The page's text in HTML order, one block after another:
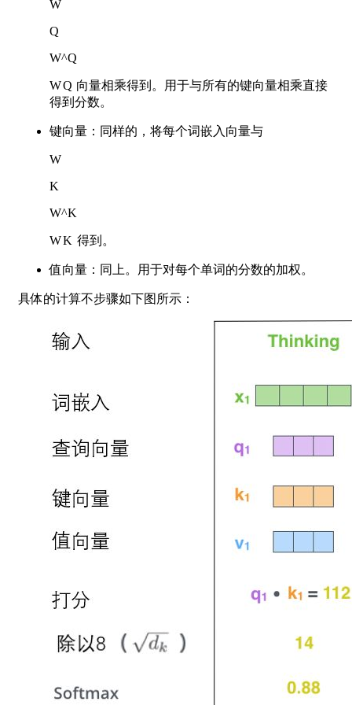
W
Q
W^Q
WQ 向量相乘得到。用于与所有的键向量相乘直接
得到分数。
键向量：同样的，将每个词嵌入向量与
W
K
W^K
WK 得到。
值向量：同上。用于对每个单词的分数的加权。
具体的计算不步骤如下图所示：